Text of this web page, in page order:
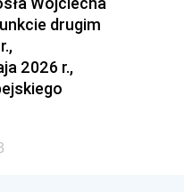
drugim
2026 r.,